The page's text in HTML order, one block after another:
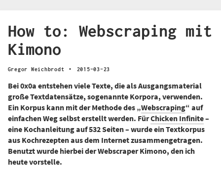
How to: Webscraping mit
Kimono
Gregor Weichbrodt · 2015-03-23
Bei 0x0a entstehen viele Texte, die als Ausgangsmaterial
große Textdatensätze, sogenannte Korpora, verwenden.
Ein Korpus kann mit der Methode des „Webscraping“ auf
einfachen Weg selbst erstellt werden. FürChicken Infinite–
eine Kochanleitung auf 532 Seiten – wurde ein Textkorpus
aus Kochrezepten aus dem Internet zusammengetragen.
Benutzt wurde hierbei der Webscraper Kimono, den ich
heute vorstelle.